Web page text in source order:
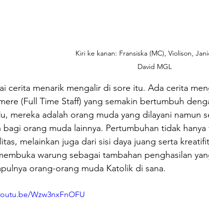
Kiri ke kanan: Fransiska (MC), Violison,
David MGL
cerita menarik mengalir di sore itu. Ada cerita
(Full Time Staff) yang semakin bertumbuh
mereka adalah orang muda yang dilayani namun
bagi orang muda lainnya. Pertumbuhan tidak
melainkan juga dari sisi daya juang serta
warung sebagai tambahan penghasilan
orang-orang muda Katolik di sana.
Wzw3nxFnOFU